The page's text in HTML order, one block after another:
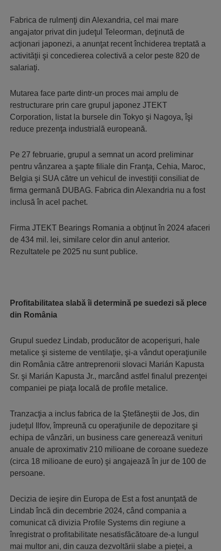
Fabrica de rulmenţi din Alexandria, cel mai mare
angajator privat din judeţul Teleorman, deţinută de
acţionari japonezi, a anunţat recent închiderea treptată a
activităţii şi concedierea colectivă a celor peste 820 de
salariaţi.
Mutarea face parte dintr-un proces mai amplu de
restructurare prin care grupul japonez JTEKT
Corporation, listat la bursele din Tokyo şi Nagoya, îşi
reduce prezenţa industrială europeană.
Pe 27 februarie, grupul a semnat un acord preliminar
pentru vânzarea a şapte filiale din Franţa, Cehia, Maroc,
Belgia şi SUA către un vehicul de investiţii consiliat de
firma germană DUBAG. Fabrica din Alexandria nu a fost
inclusă în acel pachet.
Firma JTEKT Bearings Romania a obţinut în 2024 afaceri
de 434 mil. lei, similare celor din anul anterior.
Rezultatele pe 2025 nu sunt publice.
Profitabilitatea slabă îi determină pe suedezi să plece
din România
Grupul suedez Lindab, producător de acoperişuri, hale
metalice şi sisteme de ventilaţie, şi-a vândut ope­raţiunile
din România către antreprenorii slovaci Ma­rián Kapusta
Sr. şi Marián Kapusta Jr., marcând astfel fi­na­lul prezenţei
com­pa­niei pe piaţa lo­cală de profile metalice.
Tranzacţia a in­clus fabrica de la Şte­făneştii de Jos, din
judeţul Ilfov, îm­preună cu ope­ra­ţiunile de depozita­re şi
echipa de vân­zări, un busi­ness care generează ve­ni­turi
anuale de a­pro­ximativ 210 mili­oane de coroane suedeze
(circa 18 milioane de euro) şi angajează în jur de 100 de
persoane.
Decizia de ieşire din Europa de Est a fost anunţată de
Lindab încă din decembrie 2024, când compania a
comunicat că divizia Profile Systems din regiune a
înregistrat o profitabilitate nesatisfăcătoare de-a lungul
mai multor ani, din cauza dezvoltării slabe a pieţei, a